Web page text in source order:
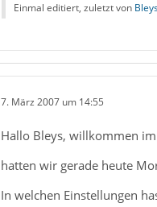
Einmal editiert, zuletzt von
7. März 2007 um 14:55
Hallo Bleys, willkommen
hatten wir gerade heute
In welchen Einstellungen